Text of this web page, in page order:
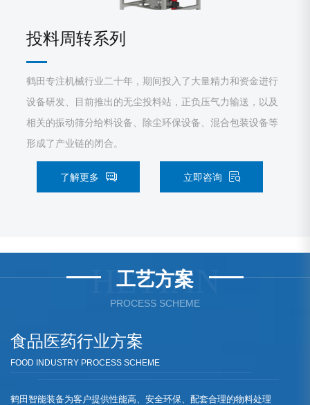
投料周转系列
鹤田专注机械行业二十年，期间投入了大量精力和资金进行
设备研发、目前推出的无尘投料站，正负压气力输送，以及
相关的振动筛分给料设备、除尘环保设备、混合包装设备等
形成了产业链的闭合。
了解更多 立即咨询
HETIAN
工艺方案
PROCESS SCHEME
食品医药行业方案
FOOD INDUSTRY PROCESS SCHEME
鹤田智能装备为客户提供性能高、安全环保、配套合理的物料处理